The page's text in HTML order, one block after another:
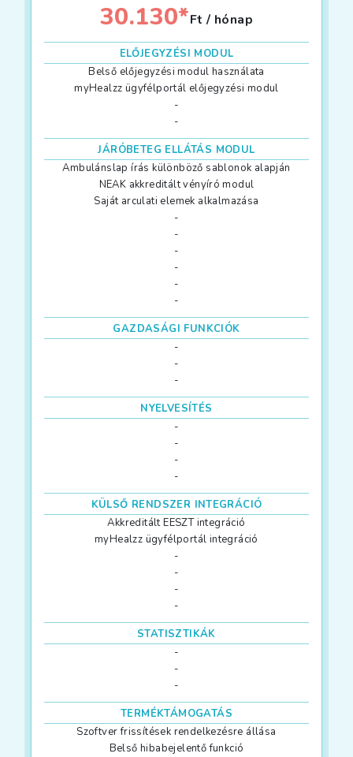
30.130*Ft / hónap
ELŐJEGYZÉSI MODUL
Belső előjegyzési modul használata
myHealzz ügyfélportál előjegyzési modul
-
-
JÁRÓBETEG ELLÁTÁS MODUL
Ambulánslap írás különböző sablonok alapján
NEAK akkreditált vényíró modul
Saját arculati elemek alkalmazása
-
-
-
-
-
-
GAZDASÁGI FUNKCIÓK
-
-
-
NYELVESÍTÉS
-
-
-
-
KÜLSŐ RENDSZER INTEGRÁCIÓ
Akkreditált EESZT integráció
myHealzz ügyfélportál integráció
-
-
-
-
STATISZTIKÁK
-
-
-
TERMÉKTÁMOGATÁS
Szoftver frissítések rendelkezésre állása
Belső hibabejelentő funkció